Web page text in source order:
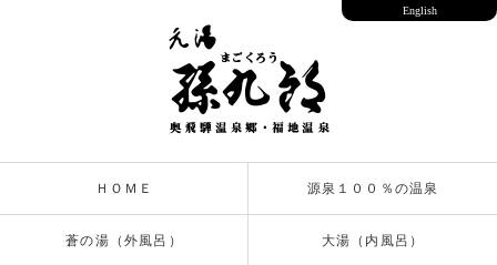
ＨＯＭＥ 源泉１００％の温泉
蒼の湯（外風呂） 大湯（内風呂）
English